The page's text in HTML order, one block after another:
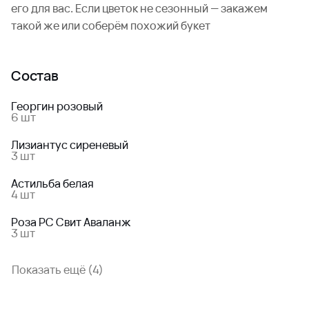
его для вас. Если цветок не сезонный — закажем
такой же или соберём похожий букет
Состав
Георгин розовый
6 шт
Лизиантус сиреневый
3 шт
Астильба белая
4 шт
Роза РС Свит Аваланж
3 шт
Показать ещё (4)